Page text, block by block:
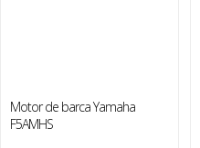
Motor de barca Yamaha
F5AMHS